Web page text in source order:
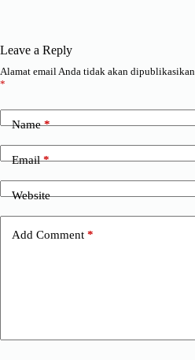
Leave a Reply
Alamat email Anda tidak akan dipublikasikan.
*
Name*
Email*
Website
Add Comment *